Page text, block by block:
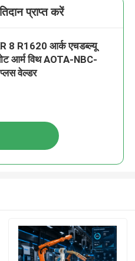
प्राप्त करें
8 R1620 आर्क एचडब्ल्यू
आर्म विथ AOTA-NBC-
वेल्डर